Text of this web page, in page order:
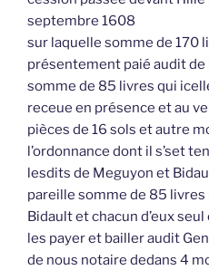
septembre 1608
sur laquelle somme de 170
présentement paié audit de
somme de 85 livres qui
receue en présence et au
pièces de 16 sols et autre
l’ordonnance dont il s’set
lesdits de Meguyon et
pareille somme de 85
Bidault et chacun d’eux
les payer et bailler audit
de nous notaire dedans 4